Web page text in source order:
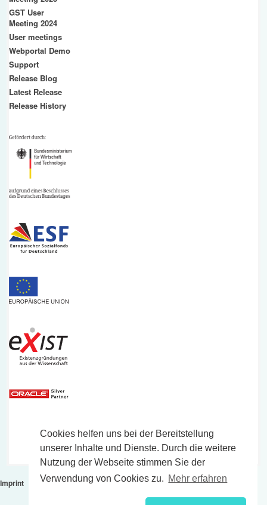
Cookies helfen uns bei der Bereitstellung
unserer Inhalte und Dienste. Durch die weitere
Nutzung der Webseite stimmen Sie der
Verwendung von Cookies zu. Mehr erfahren
GST User
Meeting 2024
User meetings
Webportal Demo
Support
Release Blog
Latest Release
Release History
Imprint